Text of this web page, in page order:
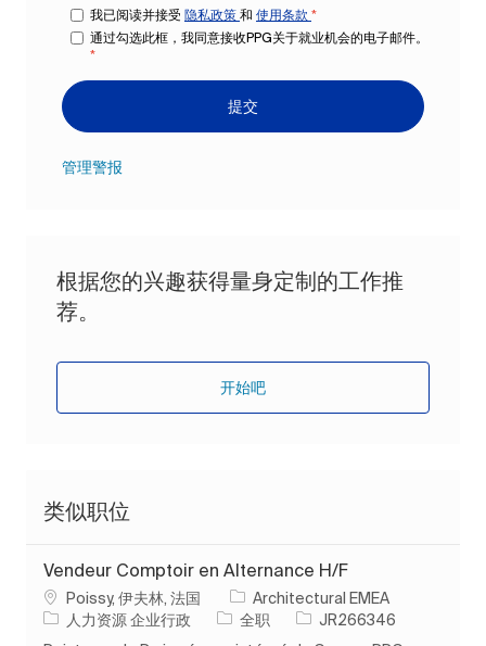
我已阅读并接受 隐私政策 和 使用条款 *
通过勾选此框，我同意接收PPG关于就业机会的电子邮件。
*
提交
管理警报
根据您的兴趣获得量身定制的工作推
荐。
开始吧
类似职位
Vendeur Comptoir en Alternance H/F
位置Poissy, 伊夫林, 法国
Architectural EMEA
类别人力资源 企业行政 工作类型
全职 作业 ID
JR266346